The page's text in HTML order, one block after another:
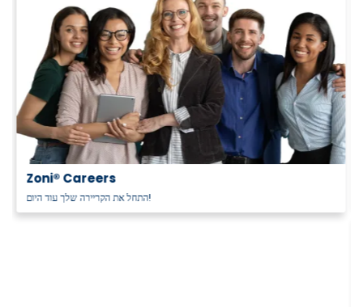
Zoni® Careers
התחל את הקריירה שלך עוד היום!